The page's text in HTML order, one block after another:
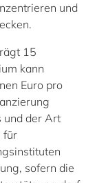
und
15
kann
Euro pro
und der Art
für
sofern die